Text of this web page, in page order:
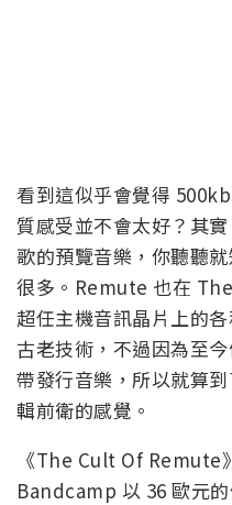
看到這似乎會覺得
質感受並不會太好？其
歌的預覽音樂，你聽聽
很多。Remute 也在
超任主機音訊晶片上的
古老技術，不過因為至
帶發行音樂，所以就算
輯前衛的感覺。
《The Cult Of Remute
Bandcamp 以 36 歐元